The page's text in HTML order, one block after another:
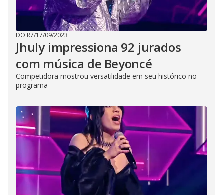
DO R7/17/09/2023
Jhuly impressiona 92 jurados
com música de Beyoncé
Competidora mostrou versatilidade em seu histórico no
programa